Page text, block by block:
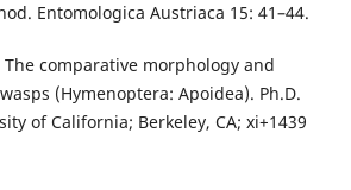
Entomologica Austriaca 15: 41–44.
The comparative morphology and
(Hymenoptera: Apoidea). Ph.D.
of California; Berkeley, CA; xi+1439